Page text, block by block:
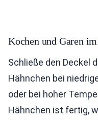
Kochen und Garen
Schließe den Deckel
Hähnchen bei
oder bei hoher
Hähnchen ist fertig,